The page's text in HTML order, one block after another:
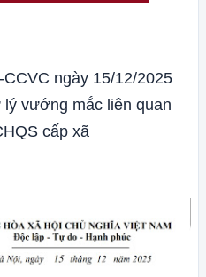
ngày 15/12/2025
vướng mắc liên quan
cấp xã